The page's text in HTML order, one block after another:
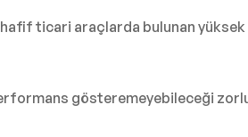
hafif ticari araçlarda bulunan
gösteremeyebileceği